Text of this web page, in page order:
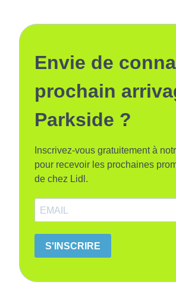
Envie de
prochain
Parkside ?
Inscrivez-vous gratuitement à
pour recevoir les prochaines
de chez Lidl.
S'INSCRIRE